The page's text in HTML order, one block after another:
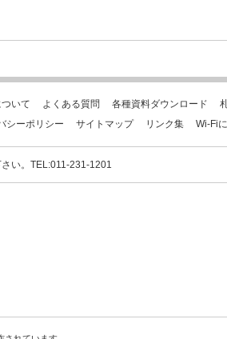
いて よくある質問 各種資料ダウンロード
シーポリシー サイトマップ リンク集 Wi-Fi
い。TEL:011-231-1201